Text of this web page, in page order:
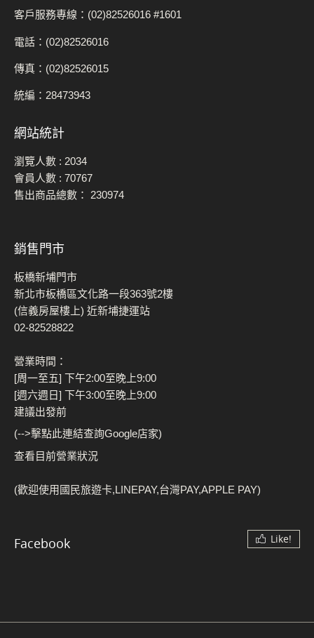
客戶服務專線：(02)82526016 #1601
電話：(02)82526016
傳真：(02)82526015
統編：28473943
網站統計
瀏覽人數 : 2034
會員人數 : 70767
售出商品總數： 230974
銷售門市
板橋新埔門市
新北市板橋區文化路一段363號2樓
(信義房屋樓上) 近新埔捷運站
02-82528822
營業時間：
[周一至五] 下午2:00至晚上9:00
[週六週日] 下午3:00至晚上9:00
建議出發前
(-->擊點此連結查詢Google店家)
查看目前營業狀況
(歡迎使用國民旅遊卡,LINEPAY,台灣PAY,APPLE PAY)
Facebook Like!